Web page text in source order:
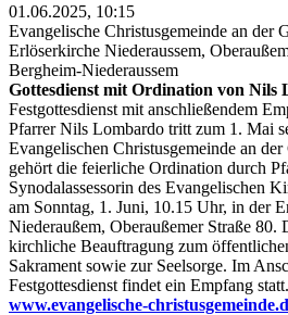
01.06.2025, 10:15
Evangelische Christusgemeinde an der
Erlöserkirche Niederaussem,
Bergheim-Niederaussem
Gottesdienst mit Ordination von Nils
Festgottesdienst mit anschließendem
Pfarrer Nils Lombardo tritt zum 1. Mai
Evangelischen Christusgemeinde an
gehört die feierliche Ordination durch
Synodalassessorin des Evangelischen
am Sonntag, 1. Juni, 10.15 Uhr, in der
Niederaußem, Oberaußemer Straße 80.
kirchliche Beauftragung zum
Sakrament sowie zur Seelsorge. Im
Festgottesdienst findet ein Empfang statt.
www.evangelische-